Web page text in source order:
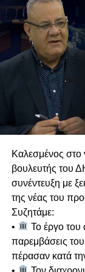
Αντρέας
ήταν
από τις
Πιθανές
Σε
του ΑΚΕΛ
με το
Αναλύει
Διζωνική
κριτική
Καλεσμένος στο
βουλευτής του
συνέντευξη με
της νέας του
Συζητάμε:
•
Το έργο του
παρεμβάσεις
πέρασαν κατά